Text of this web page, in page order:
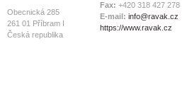
Obecnická 285
261 01 Příbram I
Česká republika
Fax: +420 318 427 278
E-mail: info@ravak.cz
https://www.ravak.cz